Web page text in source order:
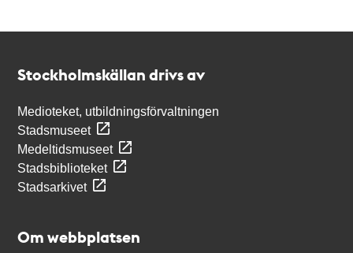
Stockholmskällan drivs av
Medioteket, utbildningsförvaltningen
Stadsmuseet
Medeltidsmuseet
Stadsbiblioteket
Stadsarkivet
Om webbplatsen